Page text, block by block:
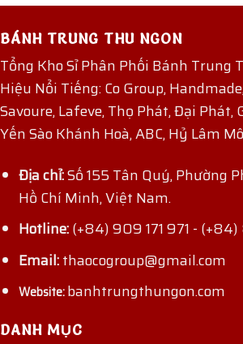
BÁNH TRUNG THU NGON
Tổng Kho Sỉ Phân Phối Bánh Trung
Hiệu Nổi Tiếng: Co Group,
Savoure, Lafeve, Thọ Phát, Đại Phát,
Yến Sào Khánh Hoà, ABC, Hỷ Lâm
Địa chỉ:Số 155 Tân Quý, Phường
Hồ Chí Minh, Việt Nam.
Hotline:(+84) 909 171 971 - (+84)
Email:thaocogroup@gmail.com
Website:banhtrungthungon.com
DANH MỤC